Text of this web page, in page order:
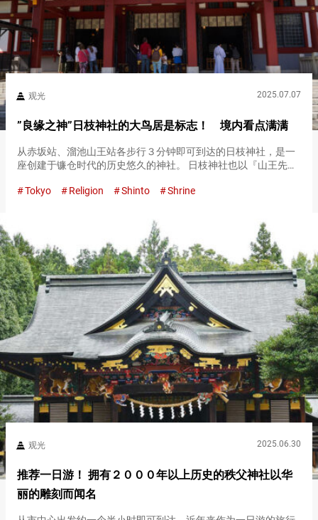
观光 2025.07.07
”良缘之神”日枝神社的大鸟居是标志！ 境内看点满满
从赤坂站、溜池山王站各步行３分钟即可到达的日枝神社，是一
座创建于镰仓时代的历史悠久的神社。 日枝神社也以『山王先生
有保佑家内安全等功效，加上交通便利，每天都有众多参拜者和
Tokyo Religion Shinto Shrine
观光 2025.06.30
推荐一日游！ 拥有２０００年以上历史的秩父神社以华
丽的雕刻而闻名